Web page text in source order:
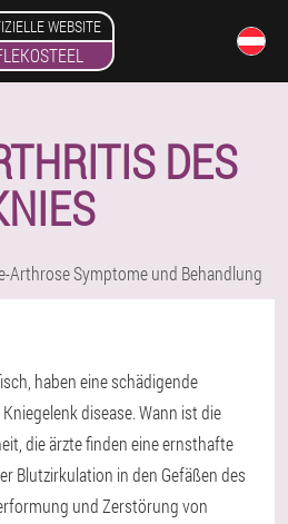
WEBSITE
DES
Arthrose Symptome und Behandlung
haben eine schädigende
disease. Wann ist die
die ärzte finden eine ernsthafte
Blutzirkulation in den Gefäßen des
und Zerstörung von